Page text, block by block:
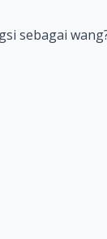
sebagai